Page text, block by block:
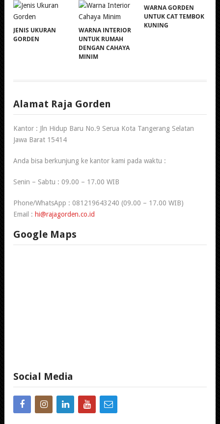
JENIS UKURAN
GORDEN
WARNA INTERIOR
UNTUK RUMAH
DENGAN CAHAYA
MINIM
WARNA GORDEN
UNTUK CAT TEMBOK
KUNING
Alamat Raja Gorden
Kantor : Jln Hidup Baru No.9 Serua Kota Tangerang Selatan
Jawa Barat 15414
Anda bisa berkunjung ke kantor kami pada waktu :
Senin – Sabtu : 09.00 – 17.00 WIB
Phone/WhatsApp : 081219643240 (09.00 – 17.00 WIB)
Email : hi@rajagorden.co.id
Google Maps
Social Media